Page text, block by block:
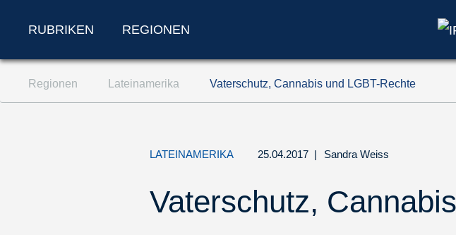
Zum Inhalt springen (Accesskey '1')
Zur Suche springen (Accesskey '2')
RUBRIKEN REGIONEN
Regionen Lateinamerika Vaterschutz, Cannabis und LGBT-Rechte
LATEINAMERIKA 25.04.2017 | Sandra Weiss
Vaterschutz,